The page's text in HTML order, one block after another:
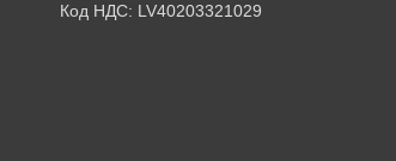
Код НДС: LV40203321029